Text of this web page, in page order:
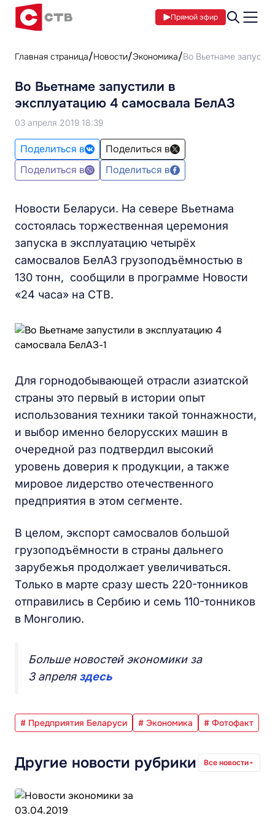
Прямой эфир
Главная страница Новости Экономика Во Вьетнаме
Во Вьетнаме запустили в
эксплуатацию 4 самосвала БелАЗ
03 апреля 2019 18:39
Поделиться в
Поделиться в
Поделиться в
Поделиться в
Новости Беларуси. На севере Вьетнама
состоялась торжественная церемония
запуска в эксплуатацию четырёх
самосвалов БелАЗ грузоподъёмностью в
130 тонн, сообщили в программе Новости
«24 часа» на СТВ.
Для горнодобывающей отрасли азиатской
страны это первый в истории опыт
использования техники такой тоннажности,
и выбор именно белорусских машин в
очередной раз подтвердил высокий
уровень доверия к продукции, а также
мировое лидерство отечественного
предприятия в этом сегменте.
В целом, экспорт самосвалов большой
грузоподъёмности в страны дальнего
зарубежья продолжает увеличиваться.
Только в марте сразу шесть 220-тонников
отправились в Сербию и семь 110-тонников
в Монголию.
Больше новостей экономики за
3 апреля здесь
# Предприятия Беларуси # Экономика # Фотофакт
Другие новости рубрики Все новости